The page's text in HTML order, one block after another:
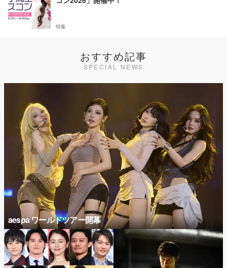
特集
おすすめ記事
SPECIAL NEWS
aespa ワールドツアー開幕